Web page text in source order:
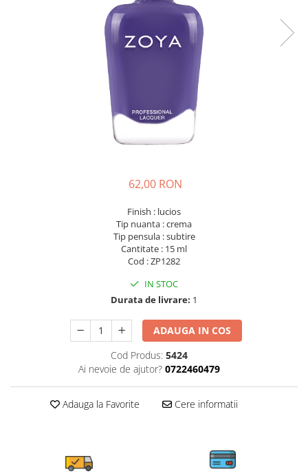
62,00 RON
Finish : lucios
Tip nuanta : crema
Tip pensula : subtire
Cantitate : 15 ml
Cod : ZP1282
IN STOC
Durata de livrare: 1
ADAUGA IN COS
Cod Produs: 5424
Ai nevoie de ajutor? 0722460479
Adauga la Favorite Cere informatii